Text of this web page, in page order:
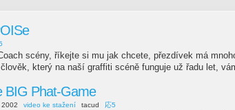
scény, říkejte si mu jak chcete, přezdívek má
který na naší graffiti scéně funguje už řadu let,
BIG Phat-Game
video ke stažení tacud 応5